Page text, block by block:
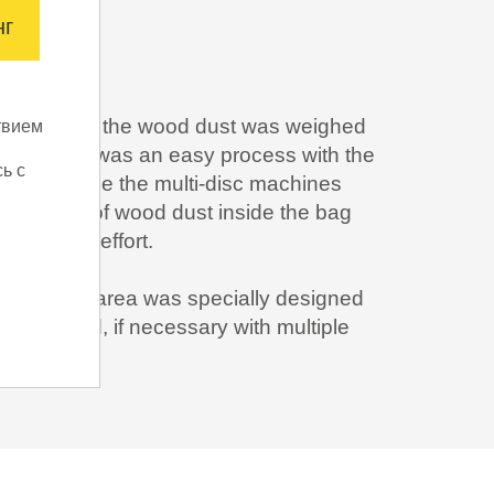
the wood dust was weighed
4). This was an easy process with the
Since the multi-disc machines
amount of wood dust inside the bag
effort.
testing area was specially designed
if necessary with multiple
с
предложения (маркетинговые файлы
отслеживания), используется только при
предварительного согласия:
Для получения дополнительной
решений, пожалуйста, ознакомьтесь с
условиями конфиденциальности и